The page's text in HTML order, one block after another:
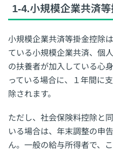
1-4.小規模企業共済
小規模企業共済等掛金控除
ている小規模企業共済、個
の扶養者が加入している心
っている場合に、１年間に
除されます。
ただし、社会保険料控除と
いる場合は、年末調整の申
ん。一般の給与所得者で、